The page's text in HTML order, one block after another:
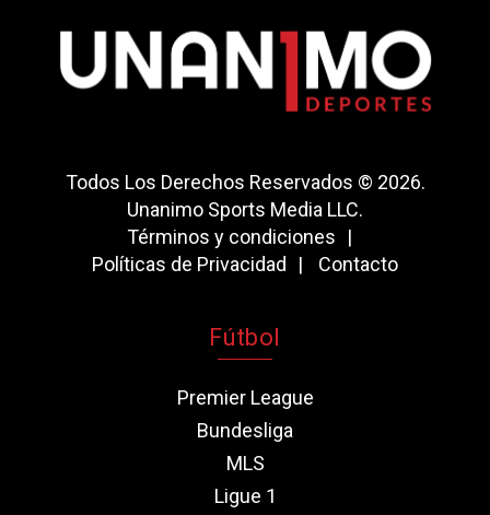
Todos Los Derechos Reservados © 2026.
Unanimo Sports Media LLC.
Términos y condiciones
Políticas de Privacidad
Contacto
Fútbol
Premier League
Bundesliga
MLS
Ligue 1